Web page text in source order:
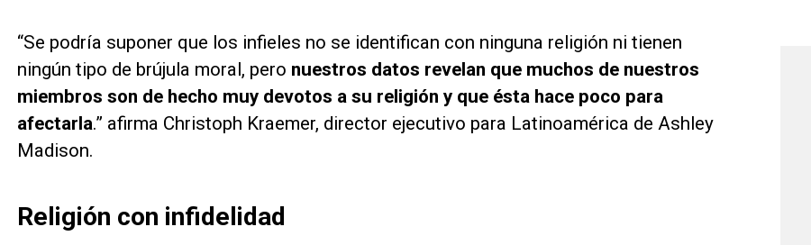
“Se podría suponer que los infieles no se identifican con ninguna religión ni tienen
ningún tipo de brújula moral, pero nuestros datos revelan que muchos de nuestros
miembros son de hecho muy devotos a su religión y que ésta hace poco para
afectarla.” afirma Christoph Kraemer, director ejecutivo para Latinoamérica de Ashley
Madison.
Religión con infidelidad